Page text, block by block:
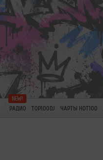
РАДИО TOP100DJ ЧАРТЫ HOT100